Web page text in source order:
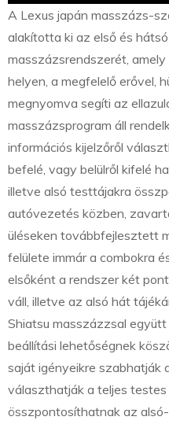
A Lexus japán masszázs-
alakította ki az első és
masszázsrendszerét,
helyen, a megfelelő erővel,
megnyomva segíti az
masszázsprogram áll
információs kijelzőről
befelé, vagy belülről kifelé
illetve alsó testtájakra
autóvezetés közben,
üléseken továbbfejlesztett
felülete immár a combokra
elsőként a rendszer két
váll, illetve az alsó hát
Shiatsu masszázzsal
beállítási lehetőségnek
saját igényeikre szabhatják
választhatják a teljes
összpontosíthatnak az